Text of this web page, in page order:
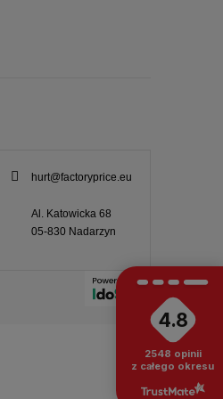
hurt@factoryprice.eu
Al. Katowicka 68
05-830 Nadarzyn
4.8
2548 opinii
z całego okresu